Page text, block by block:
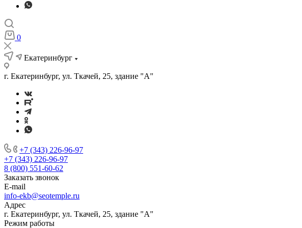
0
Екатеринбург
г. Екатеринбург, ул. Ткачей, 25, здание "А"
+7 (343) 226-96-97
+7 (343) 226-96-97
8 (800) 551-60-62
Заказать звонок
E-mail
info-ekb@seotemple.ru
Адрес
г. Екатеринбург, ул. Ткачей, 25, здание "А"
Режим работы